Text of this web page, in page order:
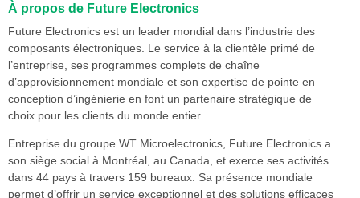
À propos de Future Electronics
Future Electronics est un leader mondial dans l’industrie des
composants électroniques. Le service à la clientèle primé de
l’entreprise, ses programmes complets de chaîne
d’approvisionnement mondiale et son expertise de pointe en
conception d’ingénierie en font un partenaire stratégique de
choix pour les clients du monde entier.
Entreprise du groupe WT Microelectronics, Future Electronics a
son siège social à Montréal, au Canada, et exerce ses activités
dans 44 pays à travers 159 bureaux. Sa présence mondiale
permet d’offrir un service exceptionnel et des solutions efficaces